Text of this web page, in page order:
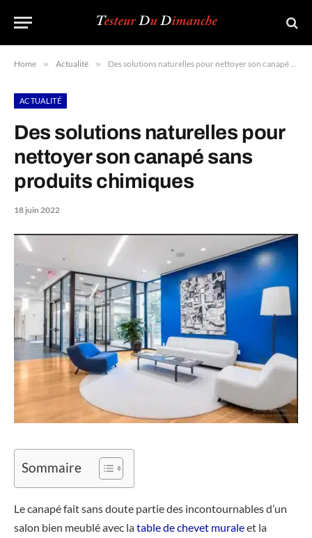
Home » Actualité » Des solutions naturelles pour nettoyer son canapé sans produits chimiques
ACTUALITÉ
Des solutions naturelles pour
nettoyer son canapé sans
produits chimiques
18 juin 2022
Sommaire
Le canapé fait sans doute partie des incontournables d’un
salon bien meublé avec latable de chevet muraleet la